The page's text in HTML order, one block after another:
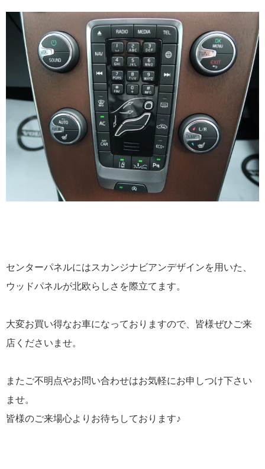
センターパネルにはスカンジナビアンデザインを用いた、
ウッドパネルが北欧らしさを際立てます。
大変お買い得なお車になっておりますので、皆様ぜひご来
店くださいませ。
またご不明点やお問い合わせはお気軽にお申しつけ下さい
ませ。
皆様のご来場心よりお待ちしております♪